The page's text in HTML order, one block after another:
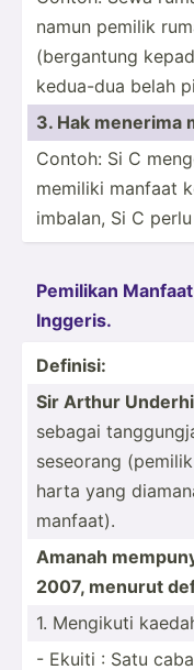
namun pemilik
(berga­ntung
kedua-dua belah
3. Hak menerima
Contoh: Si C
memiliki manfaat
imbalan, Si C
Pemilikan
Inggeris.
Definisi:
Sir Arthur
sebagai
seseorang
harta yang
manfaat).
Amanah
2007, menurut
1. Mengikuti
- Ekuiti : Satu